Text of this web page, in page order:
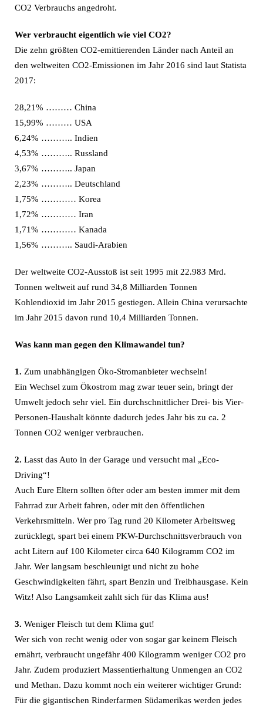
CO2 Verbrauchs angedroht.
Wer verbraucht eigentlich wie viel CO2?
Die zehn größten CO2-emittierenden Länder nach Anteil an
den weltweiten CO2-Emissionen im Jahr 2016 sind laut Statista
2017:
28,21% ……… China
15,99% ……… USA
6,24% ……….. Indien
4,53% ……….. Russland
3,67% ……….. Japan
2,23% ……….. Deutschland
1,75% ………… Korea
1,72% ………… Iran
1,71% ………… Kanada
1,56% ……….. Saudi-Arabien
Der weltweite CO2-Ausstoß ist seit 1995 mit 22.983 Mrd.
Tonnen weltweit auf rund 34,8 Milliarden Tonnen
Kohlendioxid im Jahr 2015 gestiegen. Allein China verursachte
im Jahr 2015 davon rund 10,4 Milliarden Tonnen.
Was kann man gegen den Klimawandel tun?
1. Zum unabhängigen Öko-Stromanbieter wechseln!
Ein Wechsel zum Ökostrom mag zwar teuer sein, bringt der
Umwelt jedoch sehr viel. Ein durchschnittlicher Drei- bis Vier-
Personen-Haushalt könnte dadurch jedes Jahr bis zu ca. 2
Tonnen CO2 weniger verbrauchen.
2. Lasst das Auto in der Garage und versucht mal „Eco-
Driving“!
Auch Eure Eltern sollten öfter oder am besten immer mit dem
Fahrrad zur Arbeit fahren, oder mit den öffentlichen
Verkehrsmitteln. Wer pro Tag rund 20 Kilometer Arbeitsweg
zurücklegt, spart bei einem PKW-Durchschnittsverbrauch von
acht Litern auf 100 Kilometer circa 640 Kilogramm CO2 im
Jahr. Wer langsam beschleunigt und nicht zu hohe
Geschwindigkeiten fährt, spart Benzin und Treibhausgase. Kein
Witz! Also Langsamkeit zahlt sich für das Klima aus!
3. Weniger Fleisch tut dem Klima gut!
Wer sich von recht wenig oder von sogar gar keinem Fleisch
ernährt, verbraucht ungefähr 400 Kilogramm weniger CO2 pro
Jahr. Zudem produziert Massentierhaltung Unmengen an CO2
und Methan. Dazu kommt noch ein weiterer wichtiger Grund:
Für die gigantischen Rinderfarmen Südamerikas werden jedes